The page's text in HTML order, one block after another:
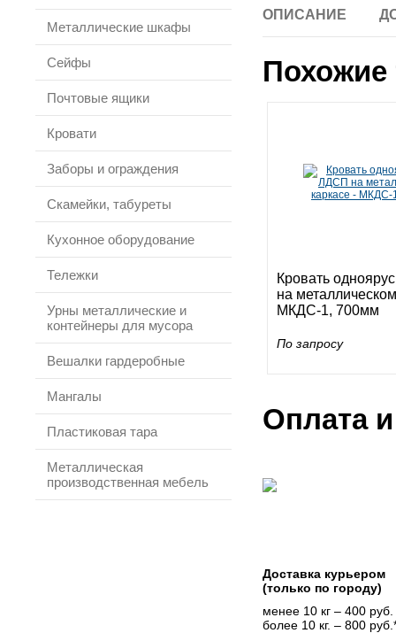
Металлические шкафы
Сейфы
Почтовые ящики
Кровати
Заборы и ограждения
Скамейки, табуреты
Кухонное оборудование
Тележки
Урны металлические и
контейнеры для мусора
Вешалки гардеробные
Мангалы
Пластиковая тара
Металлическая
производственная мебель
ОПИСАНИЕ
Кровать
на
МКДС-1, 700мм
По запросу
Оплата
Доставка курьером
(только по городу)
менее 10 кг – 400 руб.
более 10 кг. – 800